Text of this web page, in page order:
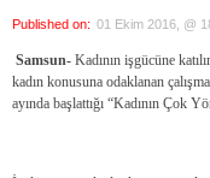
Published on: 01 Ekim 2016, @
Samsun- Kadının işgücüne
kadın konusuna odaklanan
ayında başlattığı “Kadının Çok